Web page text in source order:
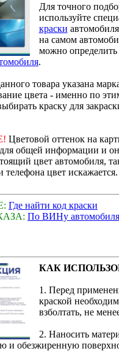
Для точного
используйте
краски
на самом
можно
.
товара указана
цвета - именно по
краску для
Цветовой оттенок на
общей информации и
цвет автомобиля,
телефона цвет искажается.
Где найти код краски
По ВИНу автомобиля
КАК
1. Перед
краской
взболтать, не
2. Наносить
и обезжиренную